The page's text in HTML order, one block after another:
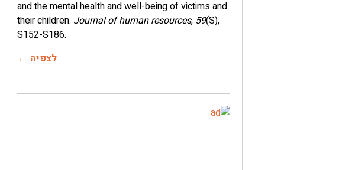
and the mental health and well-being of victims and
their children. Journal of human resources, 59(S),
S152-S186.
לצפיה